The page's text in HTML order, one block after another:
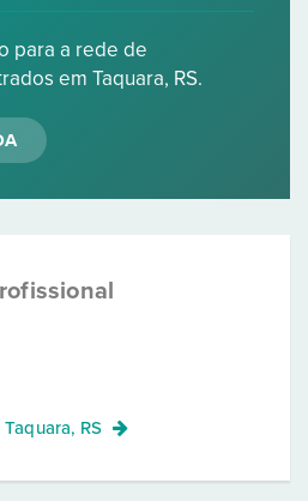
para a rede de
em Taquara, RS.
Taquara, RS